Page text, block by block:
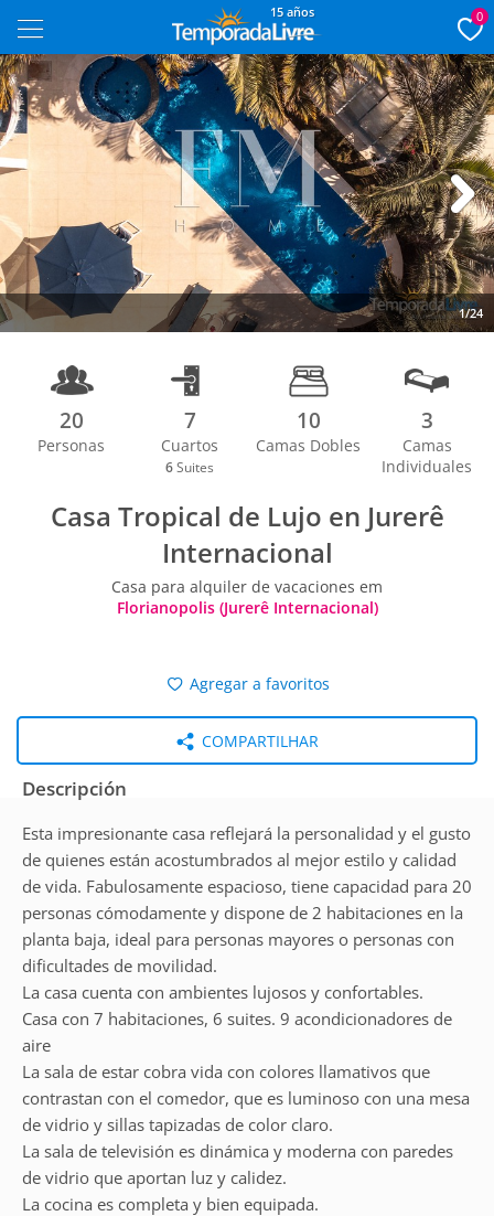
15 años 0
1/24
Next
20
Personas
7
Cuartos
6 Suites
10
Camas Dobles
3
Camas
Individuales
Casa Tropical de Lujo en Jurerê
Internacional
Casa para alquiler de vacaciones em
Florianopolis (Jurerê Internacional)
Agregar a favoritos
COMPARTILHAR
Descripción
Esta impresionante casa reflejará la personalidad y el gusto
de quienes están acostumbrados al mejor estilo y calidad
de vida. Fabulosamente espacioso, tiene capacidad para 20
personas cómodamente y dispone de 2 habitaciones en la
planta baja, ideal para personas mayores o personas con
dificultades de movilidad.
La casa cuenta con ambientes lujosos y confortables.
Casa con 7 habitaciones, 6 suites. 9 acondicionadores de
aire
La sala de estar cobra vida con colores llamativos que
contrastan con el comedor, que es luminoso con una mesa
de vidrio y sillas tapizadas de color claro.
La sala de televisión es dinámica y moderna con paredes
de vidrio que aportan luz y calidez.
La cocina es completa y bien equipada.